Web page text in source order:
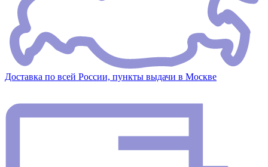
Доставка по всей России, пункты выдачи в Москве